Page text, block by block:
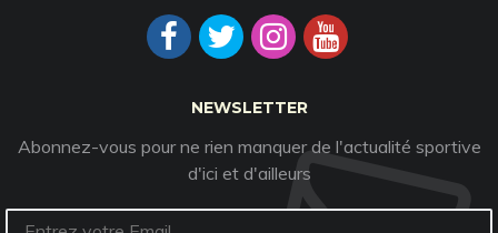
NEWSLETTER
Abonnez-vous pour ne rien manquer de l'actualité sportive
d'ici et d'ailleurs